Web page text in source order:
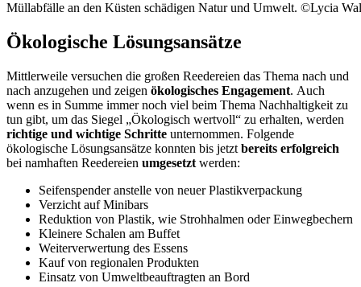
Müllabfälle an den Küsten schädigen Natur und Umwelt. ©Lycia
Ökologische Lösungsansätze
Mittlerweile versuchen die großen Reedereien das Thema nach und
nach anzugehen und zeigen ökologisches Engagement. Auch
wenn es in Summe immer noch viel beim Thema Nachhaltigkeit zu
tun gibt, um das Siegel „Ökologisch wertvoll“ zu erhalten, werden
richtige und wichtige Schritte unternommen. Folgende
ökologische Lösungsansätze konnten bis jetzt bereits erfolgreich
bei namhaften Reedereien umgesetzt werden:
Seifenspender anstelle von neuer Plastikverpackung
Verzicht auf Minibars
Reduktion von Plastik, wie Strohhalmen oder Einwegbechern
Kleinere Schalen am Buffet
Weiterverwertung des Essens
Kauf von regionalen Produkten
Einsatz von Umweltbeauftragten an Bord